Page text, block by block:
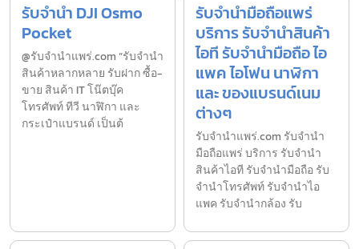
รับจำนำ DJI Osmo
Pocket
@รับจำนำแพร่.com “รับจำนำ
สินค้าหลากหลาย รับฝาก ซื้อ-
ขาย สินค้า IT โน๊ตบุ๊ค
โทรศัพท์ ทีวี นาฬิกา และ
กระเป๋าแบรนด์ เป็นต้
รับจำนำมือถือแพร่
บริการ รับจำนำสินค้า
ไอที รับจำนำมือถือ ไอ
แพค ไอโฟน นาฬิกา
และ ของแบรนด์เนม
ต่างๆ
รับจํานําแพร่.com รับจำนำ
มือถือแพร่ บริการ รับจำนำ
สินค้าไอที รับจำนำมือถือ รับ
จำนำโทรศัพท์ รับจำนำไอ
แพค รับจำนำกล้อง รับ